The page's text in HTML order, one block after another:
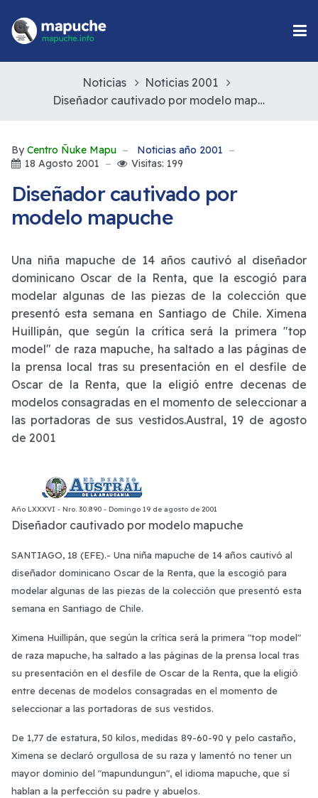
Noticias
Noticias 2001
Diseñador cautivado por modelo mapuche
By Centro Ñuke Mapu
Noticias año 2001
18 Agosto 2001
Visitas: 199
Diseñador cautivado por
modelo mapuche
Una niña mapuche de 14 años cautivó al diseñador
dominicano Oscar de la Renta, que la escogió para
modelar algunas de las piezas de la colección que
presentó esta semana en Santiago de Chile. Ximena
Huillipán, que según la crítica será la primera "top
model" de raza mapuche, ha saltado a las páginas de
la prensa local tras su presentación en el desfile de
Oscar de la Renta, que la eligió entre decenas de
modelos consagradas en el momento de seleccionar a
las portadoras de sus vestidos.Austral, 19 de agosto
de 2001
Año LXXXVI - Nro. 30.890 - Domingo 19 de agosto de 2001
Diseñador cautivado por modelo mapuche
SANTIAGO, 18 (EFE).- Una niña mapuche de 14 años cautivó al
diseñador dominicano Oscar de la Renta, que la escogió para
modelar algunas de las piezas de la colección que presentó esta
semana en Santiago de Chile.
Ximena Huillipán, que según la crítica será la primera "top model"
de raza mapuche, ha saltado a las páginas de la prensa local tras
su presentación en el desfile de Oscar de la Renta, que la eligió
entre decenas de modelos consagradas en el momento de
seleccionar a las portadoras de sus vestidos.
De 1,77 de estatura, 50 kilos, medidas 89-60-90 y pelo castaño,
Ximena se declaró orgullosa de su raza y lamentó no tener un
mayor dominio del "mapundungun", el idioma mapuche, que sí
hablan a la perfección su padre y abuelos.